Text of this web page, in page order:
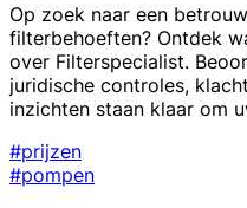
Op zoek naar een
filterbehoeften? Ontdek
over Filterspecialist.
juridische controles,
inzichten staan klaar om
#prijzen
#pompen